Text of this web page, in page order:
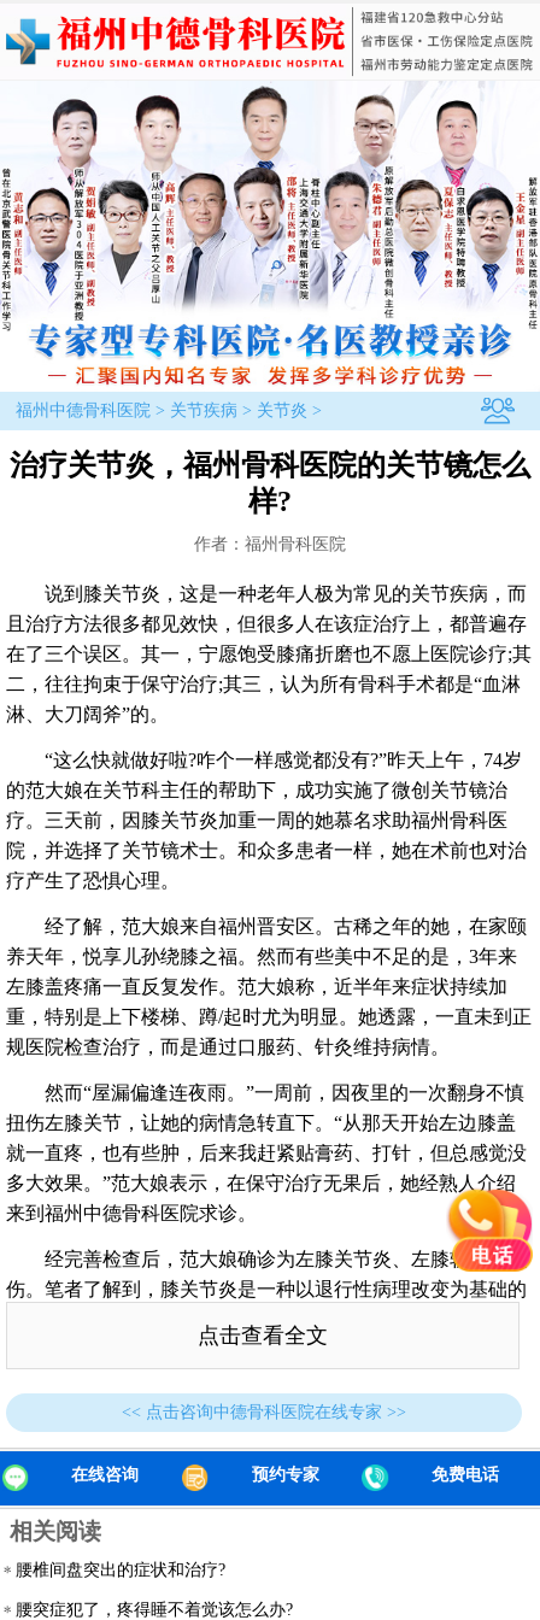
福州中德骨科医院> 关节疾病 > 关节炎 >
治疗关节炎，福州骨科医院的关节镜怎么
样?
作者：福州骨科医院
说到膝关节炎，这是一种老年人极为常见的关节疾病，而
且治疗方法很多都见效快，但很多人在该症治疗上，都普遍存
在了三个误区。其一，宁愿饱受膝痛折磨也不愿上医院诊疗;其
二，往往拘束于保守治疗;其三，认为所有骨科手术都是“血淋
淋、大刀阔斧”的。
“这么快就做好啦?咋个一样感觉都没有?”昨天上午，74岁
的范大娘在关节科主任的帮助下，成功实施了微创关节镜治
疗。三天前，因膝关节炎加重一周的她慕名求助福州骨科医
院，并选择了关节镜术士。和众多患者一样，她在术前也对治
疗产生了恐惧心理。
经了解，范大娘来自福州晋安区。古稀之年的她，在家颐
养天年，悦享儿孙绕膝之福。然而有些美中不足的是，3年来
左膝盖疼痛一直反复发作。范大娘称，近半年来症状持续加
重，特别是上下楼梯、蹲/起时尤为明显。她透露，一直未到正
规医院检查治疗，而是通过口服药、针灸维持病情。
然而“屋漏偏逢连夜雨。”一周前，因夜里的一次翻身不慎
扭伤左膝关节，让她的病情急转直下。“从那天开始左边膝盖
就一直疼，也有些肿，后来我赶紧贴膏药、打针，但总感觉没
多大效果。”范大娘表示，在保守治疗无果后，她经熟人介绍
来到福州中德骨科医院求诊。
经完善检查后，范大娘确诊为左膝关节炎、左膝软组织损
伤。笔者了解到，膝关节炎是一种以退行性病理改变为基础的
盖红肿痛、上下楼梯痛、坐起立行时膝部酸痛不适等。也会有
点击查看全文
<< 点击咨询中德骨科医院在线专家 >>
在线咨询 预约专家 免费电话
相关阅读
腰椎间盘突出的症状和治疗?
腰突症犯了，疼得睡不着觉该怎么办?